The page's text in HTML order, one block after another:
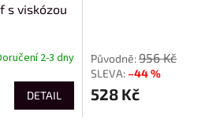
s viskózou
2-3 dny
DETAIL
956 Kč
–44 %
528 Kč